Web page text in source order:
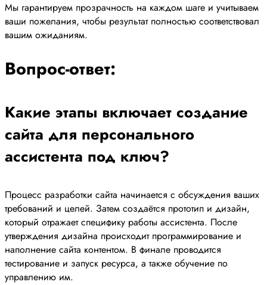
Мы гарантируем прозрачность на каждом шаге и учитываем
ваши пожелания, чтобы результат полностью соответствовал
вашим ожиданиям.
Вопрос-ответ:
Какие этапы включает создание
сайта для персонального
ассистента под ключ?
Процесс разработки сайта начинается с обсуждения ваших
требований и целей. Затем создаётся прототип и дизайн,
который отражает специфику работы ассистента. После
утверждения дизайна происходит программирование и
наполнение сайта контентом. В финале проводится
тестирование и запуск ресурса, а также обучение по
управлению им.